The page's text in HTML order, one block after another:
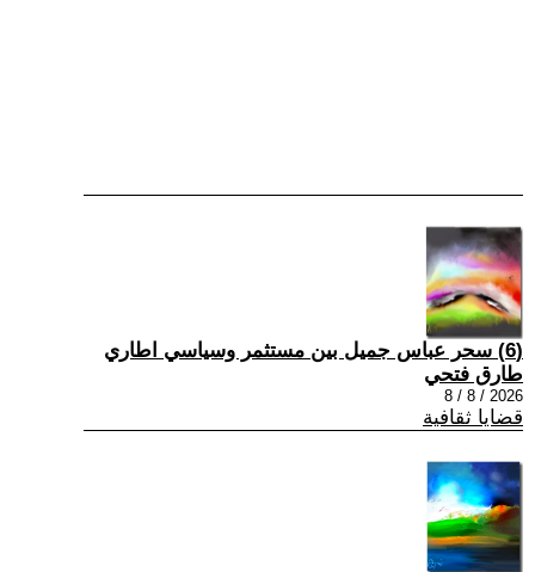
(6) سحر عباس جميل بين مستثمر وسياسي اطاري
طارق فتحي
2026 / 8 / 8
قضايا ثقافية